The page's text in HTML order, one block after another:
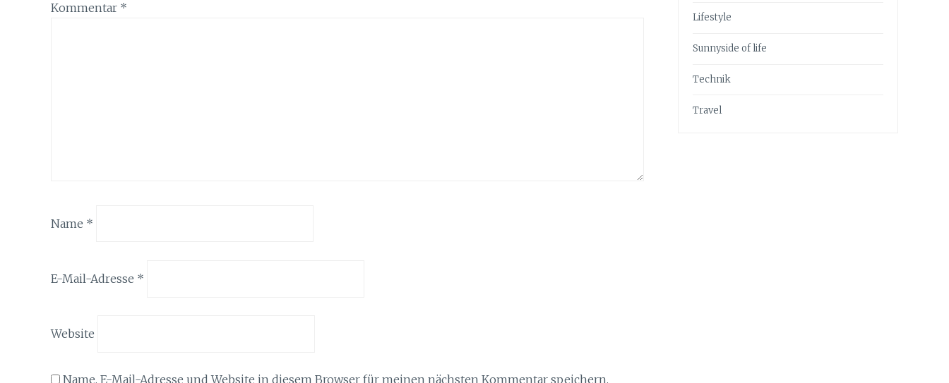
Kommentar *
Name *
E-Mail-Adresse *
Website
Name, E-Mail-Adresse und Website in diesem Browser für meinen nächsten Kommentar speichern.
Lifestyle
Sunnyside of life
Technik
Travel